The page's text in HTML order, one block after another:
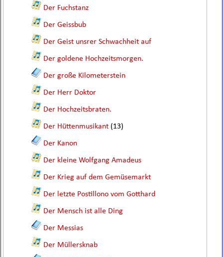
Der Fuchstanz
Der Geissbub
Der Geist unsrer Schwachheit auf
Der goldene Hochzeitsmorgen.
Der große Kilometerstein
Der Herr Doktor
Der Hochzeitsbraten.
Der Hüttenmusikant (13)
Der Kanon
Der kleine Wolfgang Amadeus
Der Krieg auf dem Gemüsemarkt
Der letzte Postillono vom Gotthard
Der Mensch ist alle Ding
Der Messias
Der Müllersknab